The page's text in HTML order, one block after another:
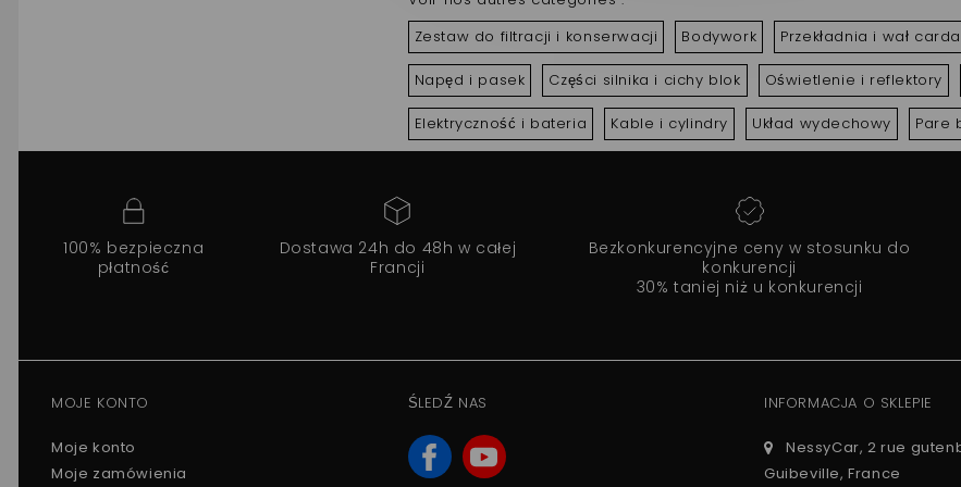
Zestaw do filtracji i konserwacji
Bodywork Przekładnia i wał
Napęd i pasek Części silnika i cichy blok Oświetlenie i reflektory
Elektryczność i bateria Kable i cylindry Układ wydechowy Pare
100% bezpieczna
płatność
Dostawa 24h do 48h w całej
Francji
Bezkonkurencyjne ceny w stosunku do
konkurencji
30% taniej niż u konkurencji
MOJE KONTO
Moje konto
Moje zamówienia
ŚLEDŹ NAS INFORMACJA O SKLEPIE
NessyCar, 2 rue
Guibeville, France